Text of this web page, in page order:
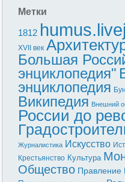
Метки
1812
XVII век
Большая
энциклопедия"
энциклопедия
Википедия Внешний
России до
Журналистика Искусство
Крестьянство Культура
Общество Правление